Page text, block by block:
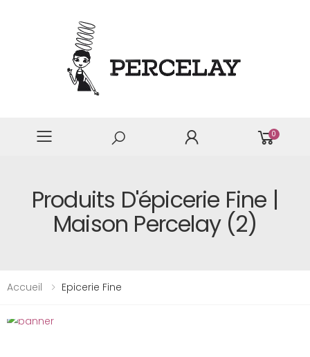
0
Produits D'épicerie Fine |
Maison Percelay (2)
Accueil Epicerie Fine